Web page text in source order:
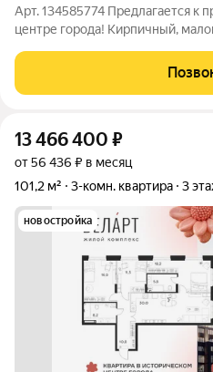
Арт. 134585774 Предлагается к
центре города! Кирпичный,
кв.м (без учета лоджии),
13 466 400 ₽
от 56 436 ₽ в месяц
101,2 м²
3-комн. квартира 3
новостройка